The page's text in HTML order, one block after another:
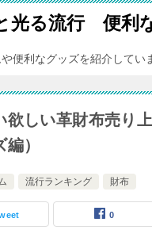
光る流行 便利
便利なグッズを紹介してい
欲しい革財布売り
編）
流行ランキング 財布
0